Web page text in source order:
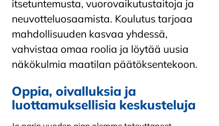
itsetuntemusta, vuorovaikutustaitoja ja
neuvotteluosaamista. Koulutus tarjoaa
mahdollisuuden kasvaa yhdessä,
vahvistaa omaa roolia ja löytää uusia
näkökulmia maatilan päätöksentekoon.
Oppia, oivalluksia ja
luottamuksellisia keskusteluja